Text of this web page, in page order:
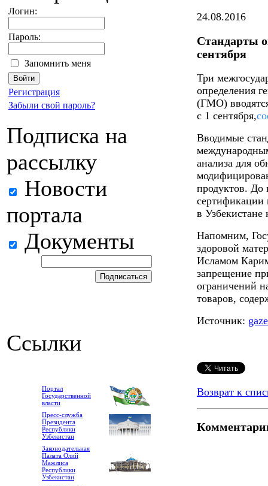
Логин:
Пароль:
Запомнить меня
Регистрация
Забыли свой пароль?
Подписка на
рассылку
Новости
портала
Документы
Ссылки
Портал
Государственной
власти
Пресс-служба
Президента
Республики
Узбекистан
Законодательная
Палата Олий
Мажлиса
Республики
Узбекистан
24.08.2016
Стандарты
сентября
Три
определения
(ГМО)
с 1 сентября,
Вводимые
анализа для
продуктов. До
в Узбекистане
Напомним,
здоровой
Исламом
запрещение
ограничений
товаров,
Источник:
Возврат к